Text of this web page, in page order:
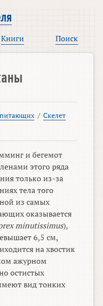
Книги Поиск
/ Скелет
и бегемот
этого ряда
только из-за
тела того
из самых
оказывается
minutissimus),
6,5 см,
на хвостик
ажурном
остистых
вид тонких